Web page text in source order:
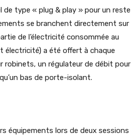
de type « plug & play » pour un reste
se branchent directement sur
de l’électricité consommée au
électricité) a été offert à chaque
un régulateur de débit pour
bas de porte-isolant.
équipements lors de deux sessions